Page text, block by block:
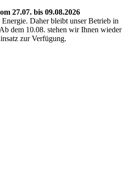
27.07. bis 09.08.2026
Daher bleibt unser Betrieb in
dem 10.08. stehen wir Ihnen wieder
zur Verfügung.